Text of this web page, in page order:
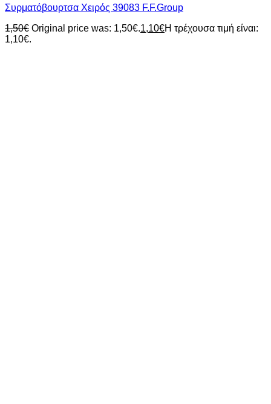
Συρματόβουρτσα Χειρός 39083 F.F.Group
1,50€ Original price was: 1,50€.1,10€Η τρέχουσα τιμή είναι:
1,10€.